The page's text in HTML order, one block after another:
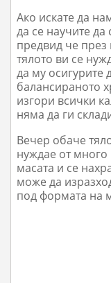
Ако искате да
да се научите
предвид че
тялото ви се
да му осигурите
балансираното
изгори всички
няма да ги
Вечер обаче
нуждае от много
масата и се
може да
под формата на